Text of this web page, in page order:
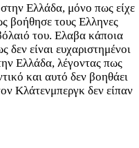
Ελλάδα, μόνο πως είχε
βοήθησε τους Ελληνες
του. Ελαβα κάποια
δεν είναι ευχαριστημένοι
Ελλάδα, λέγοντας πως
και αυτό δεν βοηθάει
Κλάτενμπεργκ δεν είπαν